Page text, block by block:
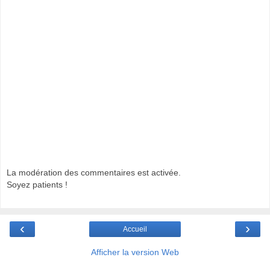
La modération des commentaires est activée.
Soyez patients !
‹ ›
Accueil
Afficher la version Web